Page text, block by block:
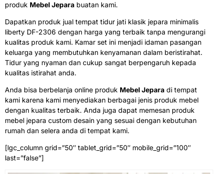
produk Mebel Jepara buatan kami.
Dapatkan produk jual tempat tidur jati klasik jepara minimalis
liberty DF-2306 dengan harga yang terbaik tanpa mengurangi
kualitas produk kami. Kamar set ini menjadi idaman pasangan
keluarga yang membutuhkan kenyamanan dalam beristirahat.
Tidur yang nyaman dan cukup sangat berpengaruh kepada
kualitas istirahat anda.
Anda bisa berbelanja online produk Mebel Jepara di tempat
kami karena kami menyediakan berbagai jenis produk mebel
dengan kualitas terbaik. Anda juga dapat memesan produk
mebel jepara custom desain yang sesuai dengan kebutuhan
rumah dan selera anda di tempat kami.
[lgc_column grid=”50″ tablet_grid=”50″ mobile_grid=”100″
last=”false”]